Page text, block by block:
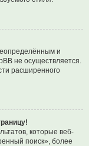
и
не осуществляется.
расширенного
которые веб-
поиск», более